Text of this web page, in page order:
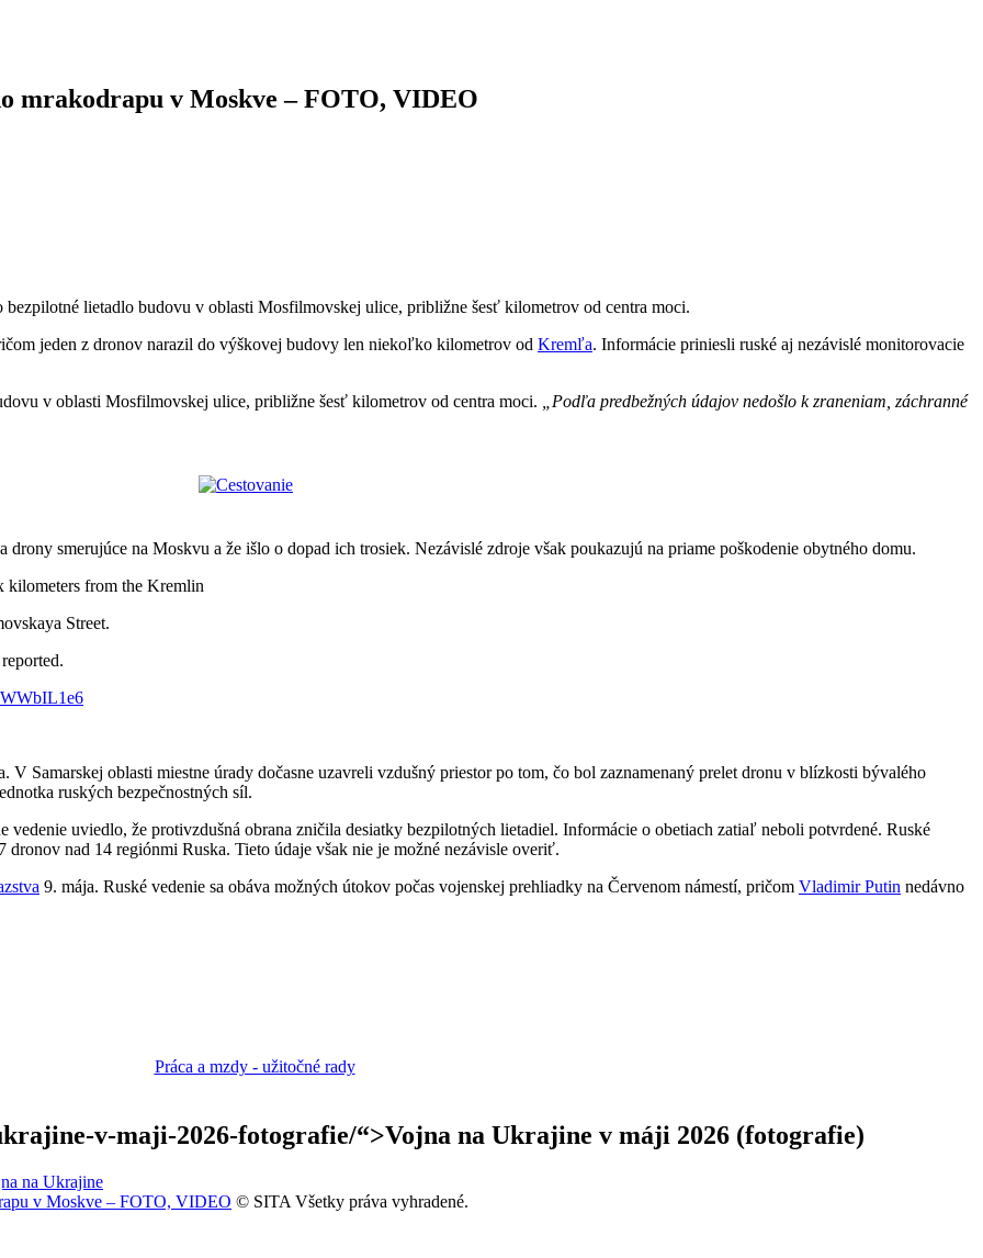
mrakodrapu v Moskve – FOTO, VIDEO
lietadlo budovu v oblasti Mosfilmovskej ulice, približne šesť kilometrov od centra moci.
jeden z dronov narazil do výškovej budovy len niekoľko kilometrov od Kremľa. Informácie priniesli ruské aj nezávislé monitorovacie
v oblasti Mosfilmovskej ulice, približne šesť kilometrov od centra moci.
„Podľa predbežných údajov nedošlo k zraneniam, záchranné
smerujúce na Moskvu a že išlo o dopad ich trosiek. Nezávislé zdroje však poukazujú na priame poškodenie obytného domu.
from the Kremlin
Street.
Samarskej oblasti miestne úrady dočasne uzavreli vzdušný priestor po tom, čo bol zaznamenaný prelet dronu v blízkosti bývalého
ruských bezpečnostných síl.
vedenie uviedlo, že protivzdušná obrana zničila desiatky bezpilotných lietadiel. Informácie o obetiach zatiaľ neboli potvrdené. Ruské
nad 14 regiónmi Ruska. Tieto údaje však nie je možné nezávisle overiť.
9. mája. Ruské vedenie sa obáva možných útokov počas vojenskej prehliadky na Červenom námestí, pričom Vladimir Putin nedávno
v-maji-2026-fotografie/“>Vojna na Ukrajine v máji 2026 (fotografie)
na Ukrajine
v Moskve – FOTO, VIDEO © SITA Všetky práva vyhradené.